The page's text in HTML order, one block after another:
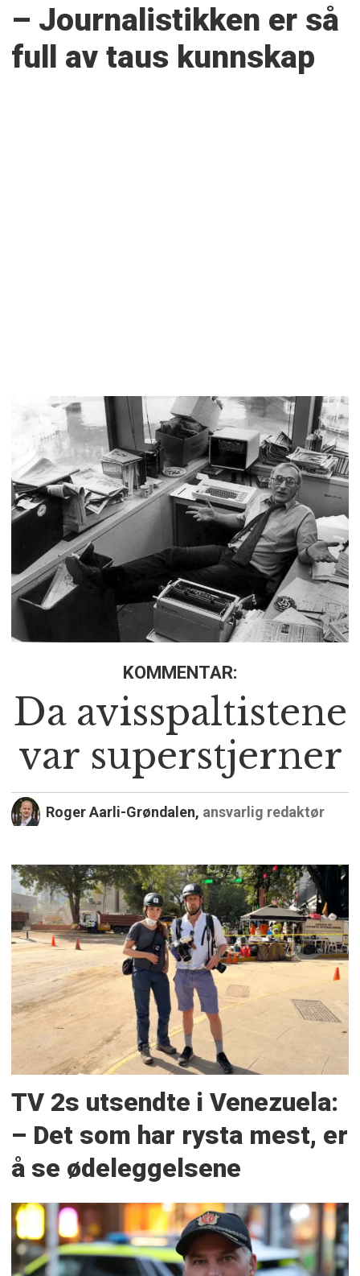
– Journalistikken er så
full av taus kunnskap
KOMMENTAR:
Da avisspaltistene
var superstjerner
Roger Aarli-Grøndalen, ansvarlig redaktør
TV 2s utsendte i Venezuela:
– Det som har rysta mest, er
å se ødeleggelsene